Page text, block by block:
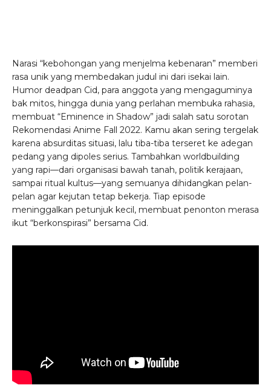
Narasi “kebohongan yang menjelma kebenaran” memberi
rasa unik yang membedakan judul ini dari isekai lain.
Humor deadpan Cid, para anggota yang mengaguminya
bak mitos, hingga dunia yang perlahan membuka rahasia,
membuat “Eminence in Shadow” jadi salah satu sorotan
Rekomendasi Anime Fall 2022. Kamu akan sering tergelak
karena absurditas situasi, lalu tiba-tiba terseret ke adegan
pedang yang dipoles serius. Tambahkan worldbuilding
yang rapi—dari organisasi bawah tanah, politik kerajaan,
sampai ritual kultus—yang semuanya dihidangkan pelan-
pelan agar kejutan tetap bekerja. Tiap episode
meninggalkan petunjuk kecil, membuat penonton merasa
ikut “berkonspirasi” bersama Cid.